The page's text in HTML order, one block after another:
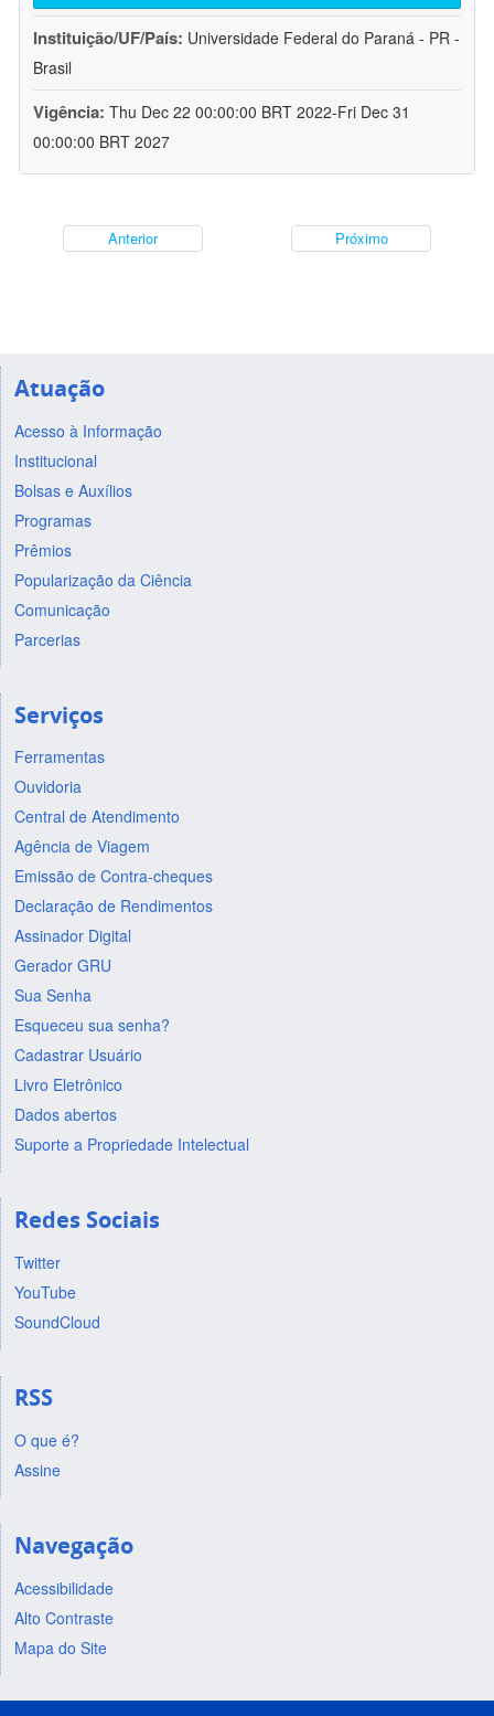
Instituição/UF/País: Universidade Federal do Paraná - PR -
Brasil
Vigência: Thu Dec 22 00:00:00 BRT 2022-Fri Dec 31
00:00:00 BRT 2027
Anterior Próximo
Atuação
Acesso à Informação
Institucional
Bolsas e Auxílios
Programas
Prêmios
Popularização da Ciência
Comunicação
Parcerias
Serviços
Ferramentas
Ouvidoria
Central de Atendimento
Agência de Viagem
Emissão de Contra-cheques
Declaração de Rendimentos
Assinador Digital
Gerador GRU
Sua Senha
Esqueceu sua senha?
Cadastrar Usuário
Livro Eletrônico
Dados abertos
Suporte a Propriedade Intelectual
Redes Sociais
Twitter
YouTube
SoundCloud
RSS
O que é?
Assine
Navegação
Acessibilidade
Alto Contraste
Mapa do Site